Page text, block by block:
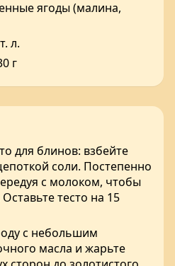
ягоды (малина,
л.
г
для блинов: взбейте
соли. Постепенно
с молоком, чтобы
тесто на 15
с небольшим
масла и жарьте